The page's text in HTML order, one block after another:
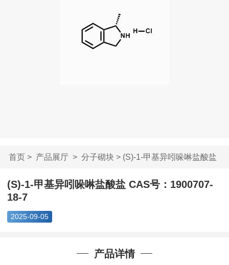
首页> 产品展厅> 分子砌块> (S)-1-甲基异吲哚啉盐酸盐
CA...
(S)-1-甲基异吲哚啉盐酸盐 CAS号：1900707-
18-7
2025-09-05
产品详情